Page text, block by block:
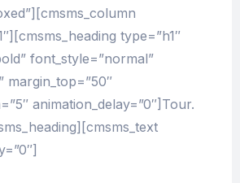
type=”h1″
font_style=”normal”
margin_top=”50″
animation_delay=”0″]Tour.